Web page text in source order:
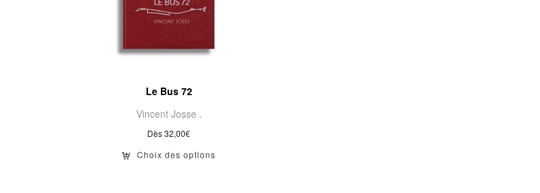
Le Bus 72
Vincent Josse .
Dès32,00€
Choix des options